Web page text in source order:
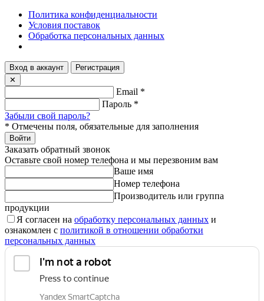
Политика конфиденциальности
Условия поставок
Обработка персональных данных
Вход в аккаунт
Регистрация
✕
Email *
Пароль *
Забыли свой пароль?
* Отмечены поля, обязательные для заполнения
Войти
Заказать обратный звонок
Оставьте свой номер телефона и мы перезвоним вам
Ваше имя
Номер телефона
Производитель или группа
продукции
Я согласен на обработку персональных данных и
ознакомлен с политикой в отношении обработки
персональных данных